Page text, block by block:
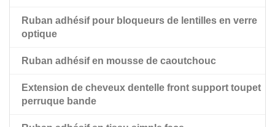
Ruban adhésif pour bloqueurs de lentilles en verre
optique
Ruban adhésif en mousse de caoutchouc
Extension de cheveux dentelle front support toupet
perruque bande